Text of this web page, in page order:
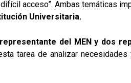
acceso”. Ambas temáticas
Universitaria.
representante del MEN y dos
tarea de analizar